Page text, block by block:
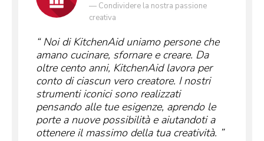
— Condividere la nostra passione
creativa
Noi di KitchenAid uniamo persone che
amano cucinare, sfornare e creare. Da
oltre cento anni, KitchenAid lavora per
conto di ciascun vero creatore. I nostri
strumenti iconici sono realizzati
pensando alle tue esigenze, aprendo le
porte a nuove possibilità e aiutandoti a
ottenere il massimo della tua creatività.